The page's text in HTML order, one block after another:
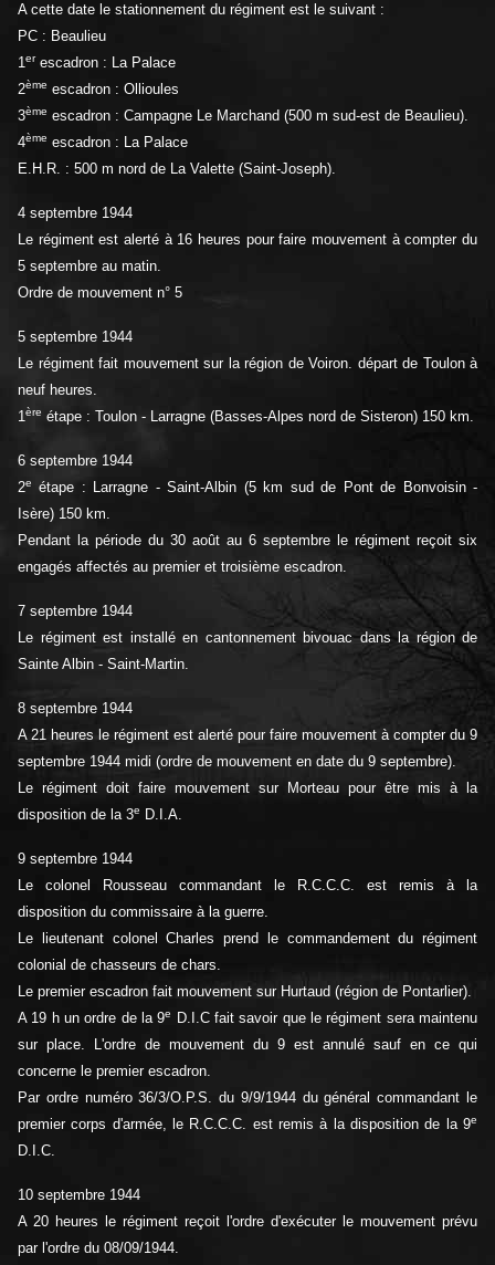
A cette date le stationnement du régiment est le suivant :
PC : Beaulieu
1erescadron : La Palace
2ème escadron : Ollioules
3ème escadron : Campagne Le Marchand (500 m sud-est de Beaulieu).
4ème escadron : La Palace
E.H.R. : 500 m nord de La Valette (Saint-Joseph).
4 septembre 1944
Le régiment est alerté à 16 heures pour faire mouvement à compter du
5 septembre au matin.
Ordre de mouvement n° 5
5 septembre 1944
Le régiment fait mouvement sur la région de Voiron. départ de Toulon à
neuf heures.
1ère étape : Toulon - Larragne (Basses-Alpes nord de Sisteron) 150 km.
6 septembre 1944
2e
étape : Larragne - Saint-Albin (5 km sud de Pont de Bonvoisin -
Isère) 150 km.
Pendant la période du 30 août au 6 septembre le régiment reçoit six
engagés affectés au premier et troisième escadron.
7 septembre 1944
Le régiment est installé en cantonnement bivouac dans la région de
Sainte Albin - Saint-Martin.
8 septembre 1944
A 21 heures le régiment est alerté pour faire mouvement à compter du 9
septembre 1944 midi (ordre de mouvement en date du 9 septembre).
Le régiment doit faire mouvement sur Morteau pour être mis à la
disposition de la 3e D.I.A.
9 septembre 1944
Le colonel Rousseau commandant le R.C.C.C. est remis à la
disposition du commissaire à la guerre.
Le lieutenant colonel Charles prend le commandement du régiment
colonial de chasseurs de chars.
Le premier escadron fait mouvement sur Hurtaud (région de Pontarlier).
A 19 h un ordre de la 9e
D.I.C fait savoir que le régiment sera maintenu
sur place. L'ordre de mouvement du 9 est annulé sauf en ce qui
concerne le premier escadron.
Par ordre numéro 36/3/O.P.S. du 9/9/1944 du général commandant le
premier corps d'armée, le R.C.C.C. est remis à la disposition de la 9e
D.I.C.
10 septembre 1944
A 20 heures le régiment reçoit l'ordre d'exécuter le mouvement prévu
par l'ordre du 08/09/1944.